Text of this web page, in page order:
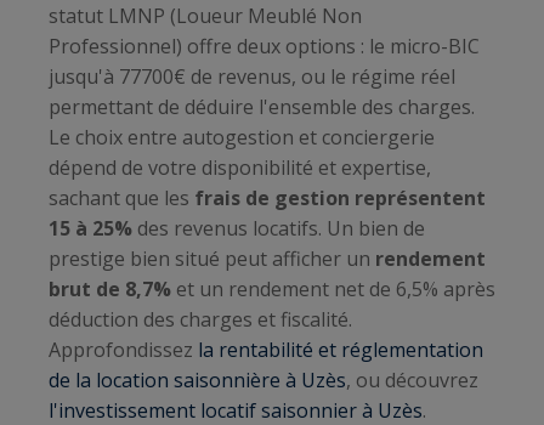
statut LMNP (Loueur Meublé Non
Professionnel) offre deux options : le micro-BIC
jusqu'à 77700€ de revenus, ou le régime réel
permettant de déduire l'ensemble des charges.
Le choix entre autogestion et conciergerie
dépend de votre disponibilité et expertise,
sachant que les frais de gestion représentent
15 à 25% des revenus locatifs. Un bien de
prestige bien situé peut afficher un rendement
brut de 8,7% et un rendement net de 6,5% après
déduction des charges et fiscalité.
Approfondissez la rentabilité et réglementation
de la location saisonnière à Uzès, ou découvrez
l'investissement locatif saisonnier à Uzès.